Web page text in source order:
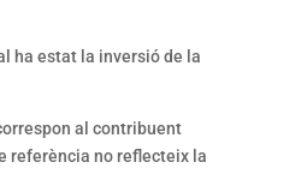
ha estat la inversió de la
al contribuent
referència no reflecteix la